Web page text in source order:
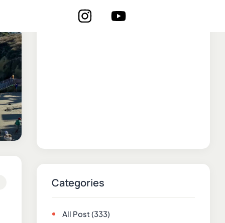
Categories
All Post(333)